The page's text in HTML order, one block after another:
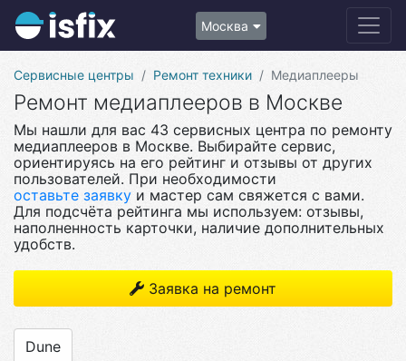
Москва
Сервисные центры Ремонт техники Медиаплееры
Ремонт медиаплееров в Москве
Мы нашли для вас 43 сервисных центра по ремонту
медиаплееров в Москве. Выбирайте сервис,
ориентируясь на его рейтинг и отзывы от других
пользователей. При необходимости
оставьте заявку и мастер сам свяжется с вами.
Для подсчёта рейтинга мы используем: отзывы,
наполненность карточки, наличие дополнительных
удобств.
Заявка на ремонт
Dune